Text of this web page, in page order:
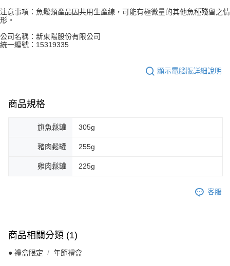
注意事項：魚鬆類產品因共用生產線，可能有極微量的其他魚種殘留之情
形。
公司名稱：新東陽股份有限公司
統一編號：15319335
顯示電腦版詳細說明
商品規格
旗魚鬆罐 305g
豬肉鬆罐 255g
雞肉鬆罐 225g
客服
商品相關分類 (1)
● 禮盒限定 年節禮盒